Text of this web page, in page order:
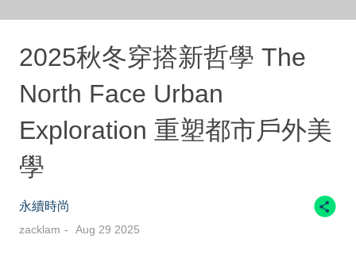
2025秋冬穿搭新哲學 The
North Face Urban
Exploration 重塑都市戶外美
學
永續時尚
zacklam Aug 29 2025